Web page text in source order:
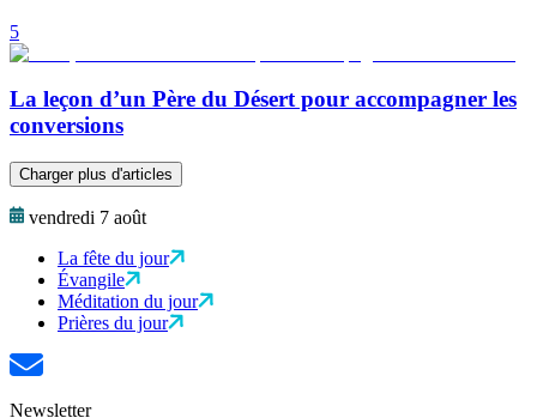
5
La leçon d’un Père du Désert pour accompagner les
conversions
Charger plus d'articles
vendredi 7 août
La fête du jour
Évangile
Méditation du jour
Prières du jour
Newsletter